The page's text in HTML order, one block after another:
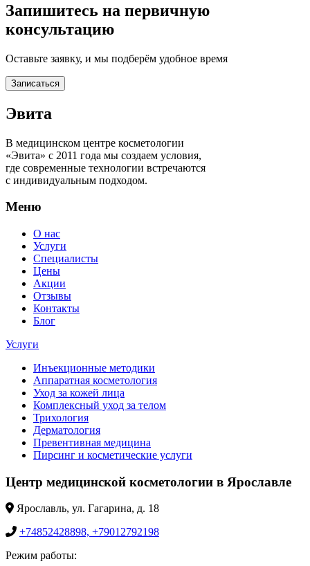
Запишитесь на первичную
консультацию
Оставьте заявку, и мы подберём удобное время
Записаться
Эвита
В медицинском центре косметологии
«Эвита» с 2011 года мы создаем условия,
где современные технологии встречаются
с индивидуальным подходом.
Меню
О нас
Услуги
Специалисты
Цены
Акции
Отзывы
Контакты
Блог
Услуги
Инъекционные методики
Аппаратная косметология
Уход за кожей лица
Комплексный уход за телом
Трихология
Дерматология
Превентивная медицина
Пирсинг и косметические услуги
Центр медицинской косметологии в Ярославле
Ярославль, ул. Гагарина, д. 18
+74852428898, +79012792198
Режим работы: